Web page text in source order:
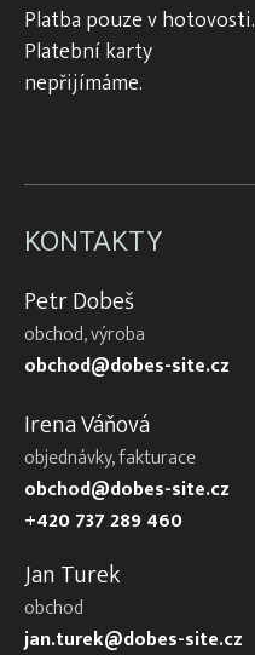
Platba pouze v hotovosti.
Platební karty
nepřijímáme.
KONTAKTY
Petr Dobeš
obchod, výroba
obchod@dobes-site.cz
Irena Váňová
objednávky, fakturace
obchod@dobes-site.cz
+420 737 289 460
Jan Turek
obchod
jan.turek@dobes-site.cz